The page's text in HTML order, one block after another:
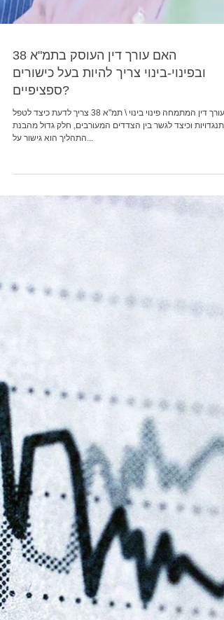
האם עורך דין העוסק בתמ"א 38
ובפינוי-בינוי צריך להיות בעל כישורים